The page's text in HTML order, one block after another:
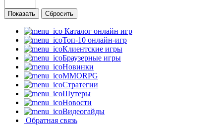
Каталог онлайн игр
Топ-10 онлайн-игр
Клиентские игры
Браузерные игры
Новинки
MMORPG
Стратегии
Шутеры
Новости
Видеогайды
Обратная связь